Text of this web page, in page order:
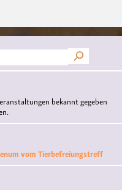
bekannt gegeben
vom Tierbefreiungstreff